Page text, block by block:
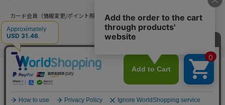
カード会員（情報変更/ポイント照会）
お問い合わせ
Copyright © HARUYAMA TRADING CO.,LTD. All Rights Reserved.